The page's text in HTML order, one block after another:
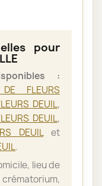
pour
:
FLEURS
DEUIL,
DEUIL,
DEUILet
.
lieu de